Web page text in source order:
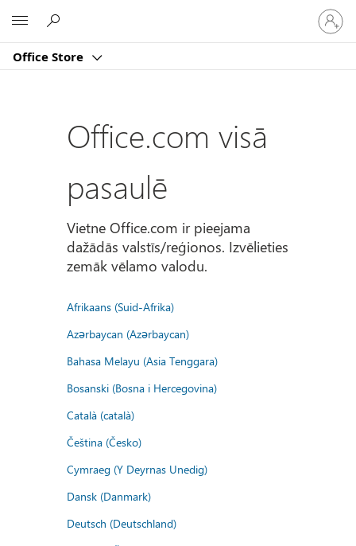
Office Store
savā
kontā
Office.com visā
pasaulē
Vietne Office.com ir pieejama
dažādās valstīs/reģionos. Izvēlieties
zemāk vēlamo valodu.
Afrikaans (Suid-Afrika)
Azərbaycan (Azərbaycan)
Bahasa Melayu (Asia Tenggara)
Bosanski (Bosna i Hercegovina)
Català (català)
Čeština (Česko)
Cymraeg (Y Deyrnas Unedig)
Dansk (Danmark)
Deutsch (Deutschland)